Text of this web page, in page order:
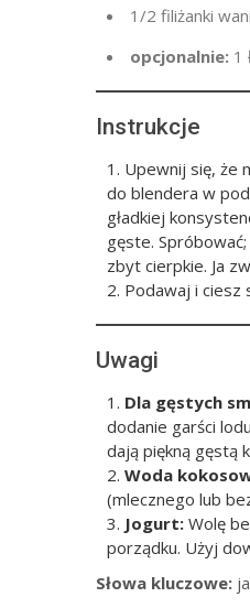
1/2 filiżanki
opcjonalnie: 1
Instrukcje
Upewnij się, że
do blendera w
gładkiej
gęste.
zbyt cierpkie. Ja
Podawaj i
Uwagi
Dla gęstych
dodanie garści
dają piękną gęstą
Woda
(mlecznego lub
Jogurt: Wolę
porządku. Użyj
Słowa kluczowe: